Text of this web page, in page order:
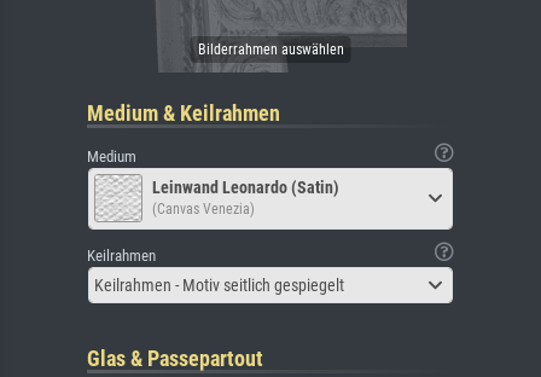
Medium & Keilrahmen
Medium
Leinwand Leonardo (Satin)
(Canvas Venezia)
Keilrahmen
Keilrahmen - Motiv seitlich gespiegelt
Glas & Passepartout